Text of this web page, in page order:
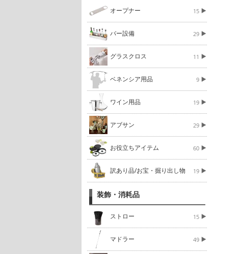
オープナー 15
バー設備 29
グラスクロス 11
ベネンシア用品 9
ワイン用品 19
アブサン 29
お役立ちアイテム 60
訳あり品/お宝・掘り出し物 19
装飾・消耗品
ストロー 15
マドラー 49